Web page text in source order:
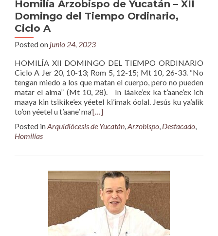
Homilía Arzobispo de Yucatán – XII
Domingo del Tiempo Ordinario,
Ciclo A
Posted on junio 24, 2023
HOMILÍA XII DOMINGO DEL TIEMPO ORDINARIO
Ciclo A Jer 20, 10-13; Rom 5, 12-15; Mt 10, 26-33. “No
tengan miedo a los que matan el cuerpo, pero no pueden
matar el alma” (Mt 10, 28). In láake’ex ka t’aane’ex ich
maaya kin tsikike’ex yéetel ki’imak óolal. Jesús ku ya’alik
to’on yéetel u t’aane’ ma’[…]
Posted inArquidiócesis de Yucatán,Arzobispo, Destacado,
Homilías